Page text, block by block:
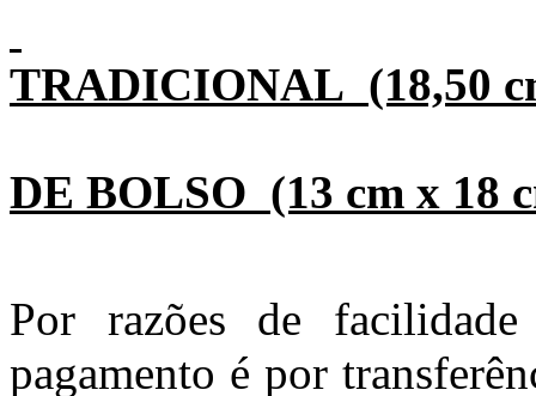
TRADICIONAL (18,50
DE BOLSO (13 cm x 18
Por razões de
pagamento é por